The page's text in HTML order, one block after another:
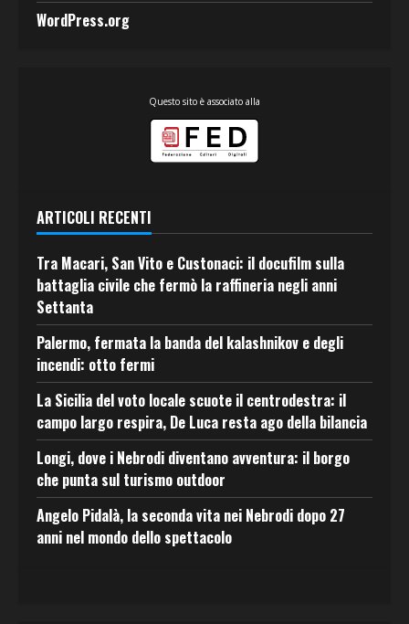
WordPress.org
Questo sito è associato alla
ARTICOLI RECENTI
Tra Macari, San Vito e Custonaci: il docufilm sulla
battaglia civile che fermò la raffineria negli anni
Settanta
Palermo, fermata la banda del kalashnikov e degli
incendi: otto fermi
La Sicilia del voto locale scuote il centrodestra: il
campo largo respira, De Luca resta ago della bilancia
Longi, dove i Nebrodi diventano avventura: il borgo
che punta sul turismo outdoor
Angelo Pidalà, la seconda vita nei Nebrodi dopo 27
anni nel mondo dello spettacolo